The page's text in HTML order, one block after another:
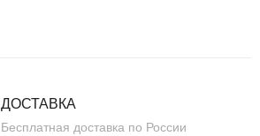
ДОСТАВКА
Бесплатная доставка по России